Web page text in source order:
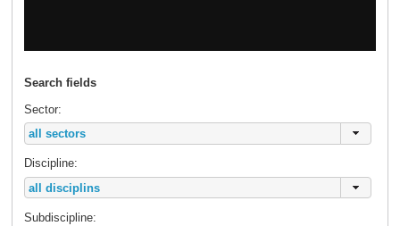
Search fields
Sector:
Discipline:
Subdiscipline: